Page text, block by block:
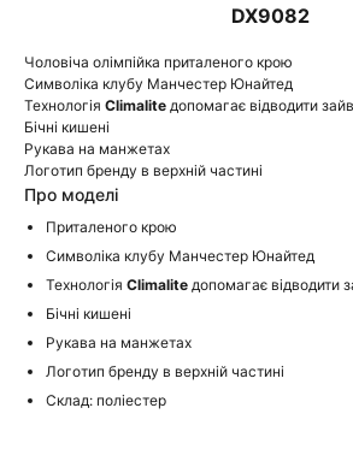
DX9082
Чоловіча олімпійка приталеного крою
Символіка клубу Манчестер Юнайтед
Технологія Climalite допомагає відводити
Бічні кишені
Рукава на манжетах
Логотип бренду в верхній частині
Про моделі
Приталеного крою
Символіка клубу Манчестер Юнайтед
Технологія Climalite допомагає відводити
Бічні кишені
Рукава на манжетах
Логотип бренду в верхній частині
Склад: поліестер